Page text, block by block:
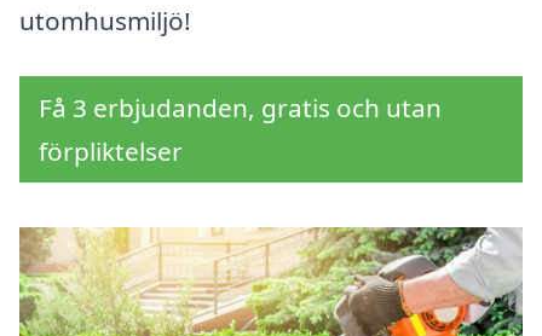
utomhusmiljö!
Få 3 erbjudanden, gratis och utan
förpliktelser